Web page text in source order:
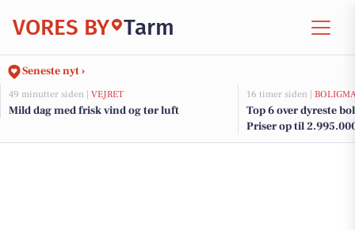
VORES BY Tarm
Seneste nyt ›
49 minutter siden | VEJRET
Mild dag med frisk vind og tør luft
16 timer siden |
Top 6 over dyreste
Priser op til